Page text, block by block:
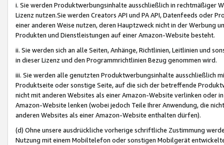
i. Sie werden Produktwerbungsinhalte ausschließlich in rechtmäßiger
Lizenz nutzen.Sie werden Creators API und PA API, Datenfeeds oder
einer anderen Weise nutzen, deren Hauptzweck nicht in der Werbung
Produkten und Dienstleistungen auf einer Amazon-Website besteht.
ii. Sie werden sich an alle Seiten, Anhänge, Richtlinien, Leitlinien und
in dieser Lizenz und den Programmrichtlinien Bezug genommen wird.
iii. Sie werden alle genutzten Produktwerbungsinhalte ausschließlich
Produktseite oder sonstige Seite, auf die sich der betreffende
nicht mit anderen Websites als einer Amazon-Website verlinken oder
Amazon-Website lenken (wobei jedoch Teile Ihrer Anwendung, die
anderen Websites als einer Amazon-Website enthalten dürfen).
(d) Ohne unsere ausdrückliche vorherige schriftliche Zustimmung
Nutzung mit einem Mobiltelefon oder sonstigen Mobilgerät